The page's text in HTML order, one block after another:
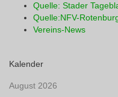
Quelle: Stader
Quelle:NFV-
Vereins-News
Kalender
August 2026